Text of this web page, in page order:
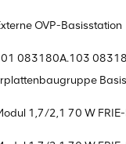
OVP-Basisstation
083180A.103
1,7/2,1 70 W